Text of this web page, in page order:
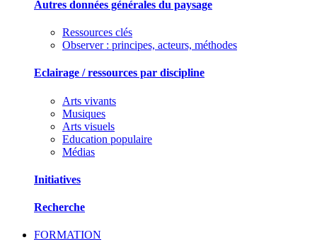
Autres données générales du paysage
Ressources clés
Observer : principes, acteurs, méthodes
Eclairage / ressources par discipline
Arts vivants
Musiques
Arts visuels
Education populaire
Médias
Initiatives
Recherche
FORMATION